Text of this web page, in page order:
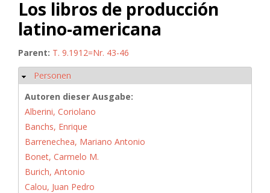
Los libros de producción
latino-americana
Parent: T. 9.1912=Nr. 43-46
Ausblenden
Personen
Autoren dieser Ausgabe:
Alberini, Coriolano
Banchs, Enrique
Barrenechea, Mariano Antonio
Bonet, Carmelo M.
Burich, Antonio
Calou, Juan Pedro